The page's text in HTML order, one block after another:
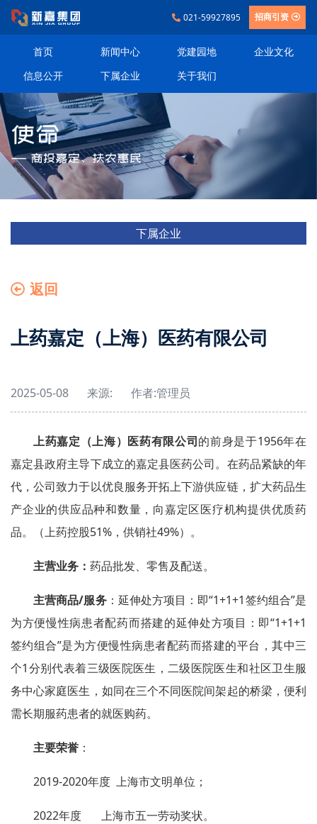
021-59927895 招商引资
首页 新闻中心 党建园地
企业文化
信息公开
下属企业 关于我们
下属企业
返回
上药嘉定（上海）医药有限公司
2025-05-08 来源: 作者:管理员
上药嘉定（上海）医药有限公司的前身是于1956年在
嘉定县政府主导下成立的嘉定县医药公司。在药品紧缺的年
代，公司致力于以优良服务开拓上下游供应链，扩大药品生
产企业的供应品种和数量，向嘉定区医疗机构提供优质药
品。（上药控股51%，供销社49%）。
主营业务： 药品批发、零售及配送。
主营商品/服务：延伸处方项目：即“1+1+1签约组合”是
为方便慢性病患者配药而搭建的延伸处方项目：即“1+1+1
签约组合”是为方便慢性病患者配药而搭建的平台，其中三
个1分别代表着三级医院医生，二级医院医生和社区卫生服
务中心家庭医生，如同在三个不同医院间架起的桥梁，便利
需长期服药患者的就医购药。
主要荣誉 ：
2019-2020年度 上海市文明单位；
2022年度 上海市五一劳动奖状。